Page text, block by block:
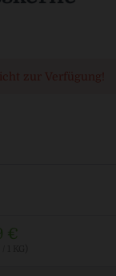
zur Verfügung!
€